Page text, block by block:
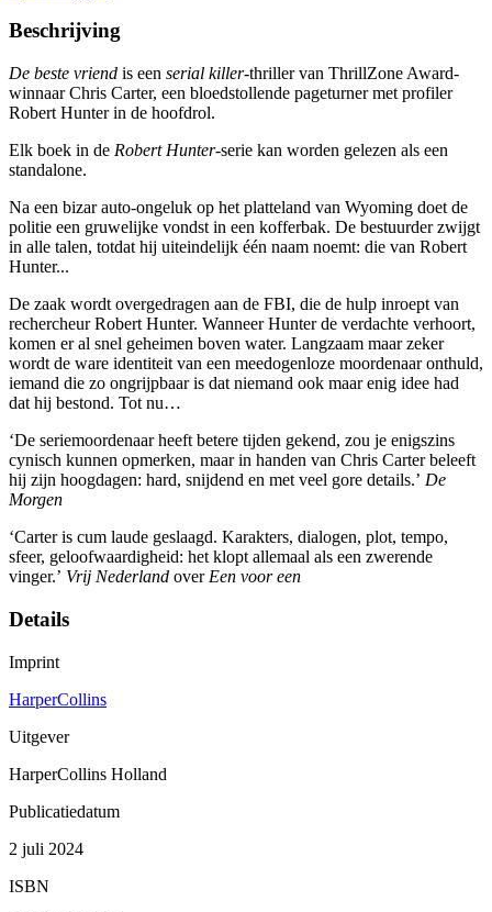
Beschrijving
De beste vriend is een serial killer-thriller van ThrillZone Award-
winnaar Chris Carter, een bloedstollende pageturner met profiler
Robert Hunter in de hoofdrol.
Elk boek in de Robert Hunter-serie kan worden gelezen als een
standalone.
Na een bizar auto-ongeluk op het platteland van Wyoming doet de
politie een gruwelijke vondst in een kofferbak. De bestuurder zwijgt
in alle talen, totdat hij uiteindelijk één naam noemt: die van Robert
Hunter...
De zaak wordt overgedragen aan de FBI, die de hulp inroept van
rechercheur Robert Hunter. Wanneer Hunter de verdachte verhoort,
komen er al snel geheimen boven water. Langzaam maar zeker
wordt de ware identiteit van een meedogenloze moordenaar onthuld,
iemand die zo ongrijpbaar is dat niemand ook maar enig idee had
dat hij bestond. Tot nu…
‘De seriemoordenaar heeft betere tijden gekend, zou je enigszins
cynisch kunnen opmerken, maar in handen van Chris Carter beleeft
hij zijn hoogdagen: hard, snijdend en met veel gore details.’ De
Morgen
‘Carter is cum laude geslaagd. Karakters, dialogen, plot, tempo,
sfeer, geloofwaardigheid: het klopt allemaal als een zwerende
vinger.’ Vrij Nederland over Een voor een
Details
Imprint
HarperCollins
Uitgever
HarperCollins Holland
Publicatiedatum
2 juli 2024
ISBN